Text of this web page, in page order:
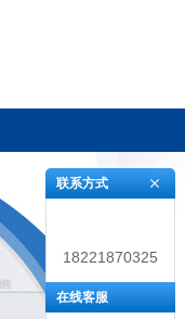
联系方式
18221870325
在线客服